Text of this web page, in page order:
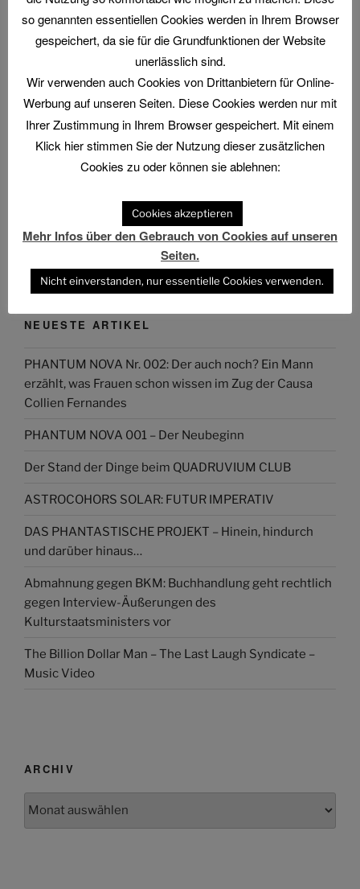
Beitrag
STAR WARS Comics Nr. 16: Das Gefängnis der
Rebellen
Folge uns im Fediverse
Das Phantastische Projekt - PHAN.PRO
@phan.pro@phan.pro
NEUESTE ARTIKEL
PHANTUM NOVA Nr. 002: Der auch noch? Ein Mann
erzählt, was Frauen schon wissen im Zug der Causa
Collien Fernandes
PHANTUM NOVA 001 – Der Neubeginn
Der Stand der Dinge beim QUADRUVIUM CLUB
ASTROCOHORS SOLAR: FUTUR IMPERATIV
DAS PHANTASTISCHE PROJEKT – Hinein, hindurch
und darüber hinaus…
Abmahnung gegen BKM: Buchhandlung geht rechtlich
gegen Interview-Äußerungen des
Kulturstaatsministers vor
The Billion Dollar Man – The Last Laugh Syndicate –
Music Video
ARCHIV
Archiv
so genannten essentiellen Cookies werden in Ihrem Browser
gespeichert, da sie für die Grundfunktionen der Website
unerlässlich sind.
Wir verwenden auch Cookies von Drittanbietern für Online-
Werbung auf unseren Seiten. Diese Cookies werden nur mit
Ihrer Zustimmung in Ihrem Browser gespeichert. Mit einem
Klick hier stimmen Sie der Nutzung dieser zusätzlichen
Cookies zu oder können sie ablehnen:
Cookies akzeptieren
Mehr Infos über den Gebrauch von Cookies auf unseren
Seiten.
Nicht einverstanden, nur essentielle Cookies verwenden.